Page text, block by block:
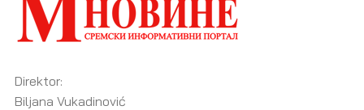
Direktor:
Biljana Vukadinović